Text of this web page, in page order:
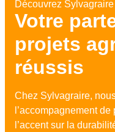
Nous
Découvrez Sylvagraire
Votre
projets
réussis
Chez Sylvagraire,
l’accompagnement
l’accent sur la